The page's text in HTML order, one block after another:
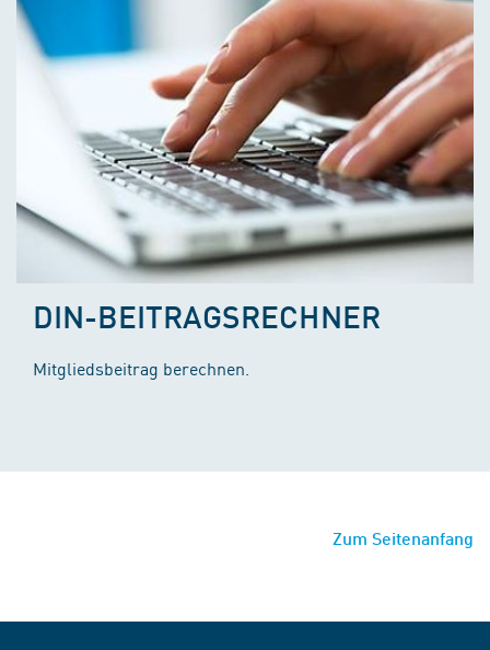
DIN-BEITRAGSRECHNER
Mitgliedsbeitrag berechnen.
Zum Seitenanfang